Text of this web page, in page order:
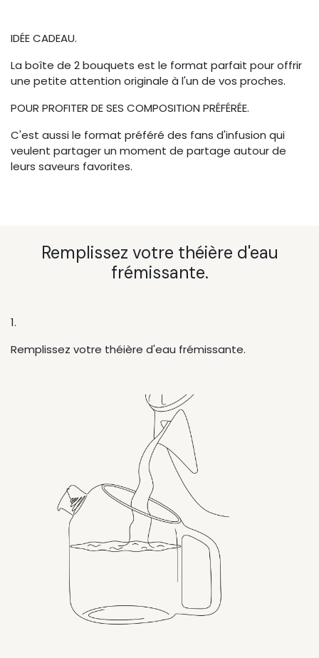
IDÉE CADEAU.
La boîte de 2 bouquets est le format parfait pour offrir
une petite attention originale à l'un de vos proches.
POUR PROFITER DE SES COMPOSITION PRÉFÉRÉE.
C'est aussi le format préféré des fans d'infusion qui
veulent partager un moment de partage autour de
leurs saveurs favorites.
Remplissez votre théière d'eau
frémissante.
1.
Remplissez votre théière d'eau frémissante.